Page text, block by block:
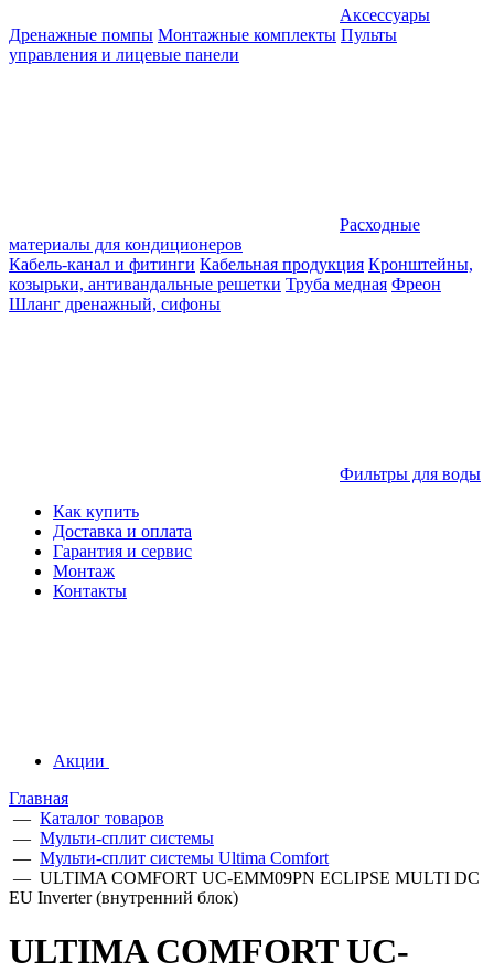
Аксессуары
Дренажные помпы Монтажные комплекты Пульты
управления и лицевые панели
Расходные
материалы для кондиционеров
Кабель-канал и фитинги Кабельная продукция Кронштейны,
козырьки, антивандальные решетки Труба медная Фреон
Шланг дренажный, сифоны
Фильтры для воды
Как купить
Доставка и оплата
Гарантия и сервис
Монтаж
Контакты
Акции
Главная
— Каталог товаров
— Мульти-сплит системы
— Мульти-сплит системы Ultima Comfort
— ULTIMA COMFORT UC-EMM09PN ECLIPSE MULTI DC
EU Inverter (внутренний блок)
ULTIMA COMFORT UC-